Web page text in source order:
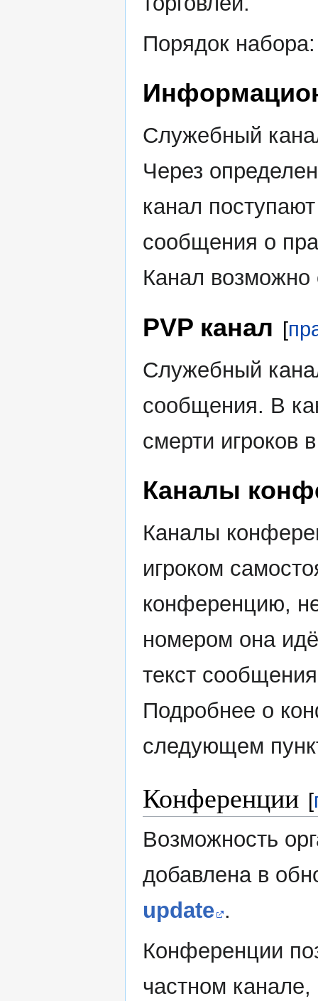
Порядок
Служебный
Через
канал
сообщения о
Канал возможно
PVP канал [
Служебный
сообщения. В
смерти игроков
Каналы
Каналы
игроком
конференцию,
номером она
текст
Подробнее о
следующем
Конференции [
Возможность
добавлена в
update .
Конференции
частном канале,